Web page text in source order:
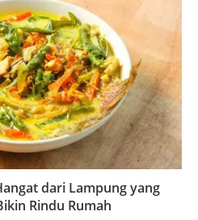
dari Lampung yang
Rindu Rumah